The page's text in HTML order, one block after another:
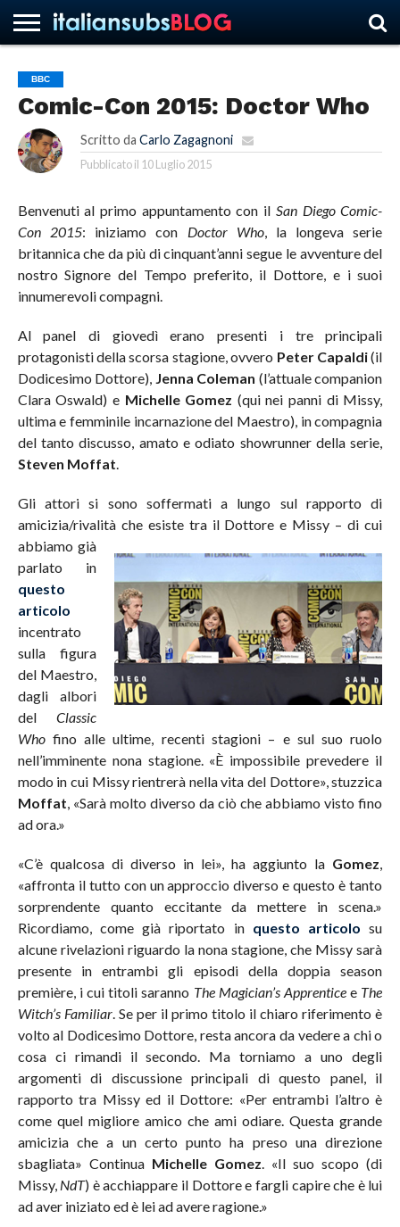
HOME
NEWS
ASCOLTI
RECENSIONI
INTERVISTE
CURIOSITÀ
CHI
SIAMO
CONTATTACI
FORUM
ITALIANSUBS
BBC
Comic-Con 2015: Doctor Who
Scritto da Carlo Zagagnoni
Pubblicato il 10 Luglio 2015
Benvenuti al primo appuntamento con il San Diego Comic-
Con 2015: iniziamo con Doctor Who, la longeva serie
britannica che da più di cinquant’anni segue le avventure del
nostro Signore del Tempo preferito, il Dottore, e i suoi
innumerevoli compagni.
Al panel di giovedì erano presenti i tre principali
protagonisti della scorsa stagione, ovvero Peter Capaldi(il
Dodicesimo Dottore), Jenna Coleman (l’attuale companion
Clara Oswald) e Michelle Gomez (qui nei panni di Missy,
ultima e femminile incarnazione del Maestro), in compagnia
del tanto discusso, amato e odiato showrunner della serie,
Steven Moffat.
Gli attori si sono soffermati a lungo sul rapporto di
amicizia/rivalità che esiste tra il Dottore e Missy –di cui
abbiamo già
parlato in
questo
articolo
incentrato
sulla figura
del Maestro,
dagli albori
delClassic
Whofino alle ultime, recenti stagioni – e sul suo ruolo
nell’imminente nona stagione. «È impossibile prevedere il
modo in cui Missy rientrerà nella vita del Dottore», stuzzica
Moffat, «Sarà molto diverso da ciò che abbiamo visto fino
ad ora.»
«C’è qualcosa di diverso in lei», ha aggiunto la Gomez,
«affronta il tutto con un approccio diverso e questo è tanto
sorprendente quanto eccitante da mettere in scena.»
Ricordiamo, come già riportato in questo articolo su
alcune rivelazioni riguardo la nona stagione, che Missy sarà
presente in entrambi gli episodi della doppia season
première, i cui titoli saranno The Magician’s Apprentice e The
Witch’s Familiar. Se per il primo titolo il chiaro riferimento è
volto al Dodicesimo Dottore, resta ancora da vedere a chi o
cosa ci rimandi il secondo. Ma torniamo a uno degli
argomenti di discussione principali di questo panel, il
rapporto tra Missy ed il Dottore: «Per entrambi l’altro è
come quel migliore amico che ami odiare. Questa grande
amicizia che a un certo punto ha preso una direzione
sbagliata» Continua Michelle Gomez. «Il suo scopo (di
Missy, NdT) è acchiappare il Dottore e fargli capire che è lui
ad aver iniziato ed è lei ad avere ragione.»